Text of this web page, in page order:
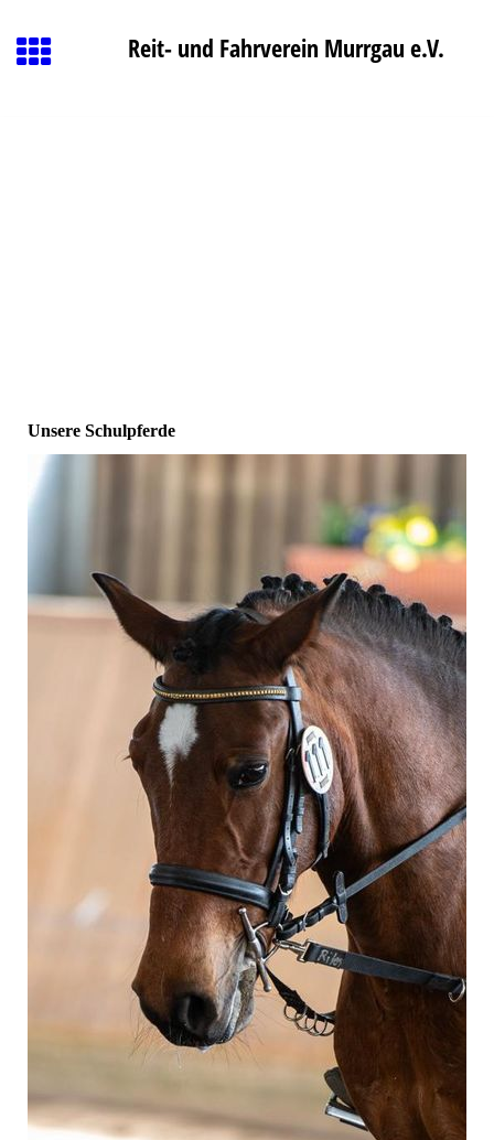
Reit- und Fahrverein Murrgau e.V.
Unsere Schulpferde